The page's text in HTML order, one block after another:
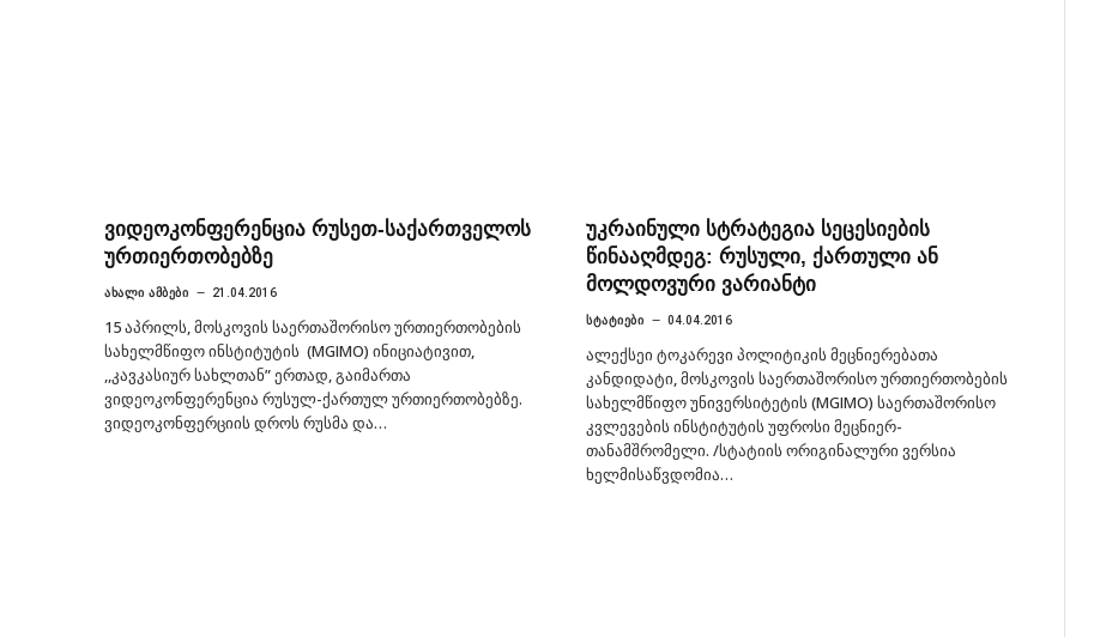
ვიდეოკონფერენცია რუსეთ-საქართველოს
ურთიერთობებზე
ᲐᲮᲐᲚᲘ ᲐᲛᲑᲔᲑᲘ 21.04.2016
15 აპრილს, მოსკოვის საერთაშორისო ურთიერთობების
სახელმწიფო ინსტიტუტის (MGIMO) ინიციატივით,
,,კავკასიურ სახლთან” ერთად, გაიმართა
ვიდეოკონფერენცია რუსულ-ქართულ ურთიერთობებზე.
ვიდეოკონფერციის დროს რუსმა და…
უკრაინული სტრატეგია სეცესიების
წინააღმდეგ: რუსული, ქართული ან
მოლდოვური ვარიანტი
ᲡᲢᲐᲢᲘᲔᲑᲘ 04.04.2016
ალექსეი ტოკარევი პოლიტიკის მეცნიერებათა
კანდიდატი, მოსკოვის საერთაშორისო ურთიერთობების
სახელმწიფო უნივერსიტეტის (MGIMO) საერთაშორისო
კვლევების ინსტიტუტის უფროსი მეცნიერ-
თანამშრომელი. /სტატიის ორიგინალური ვერსია
ხელმისაწვდომია…